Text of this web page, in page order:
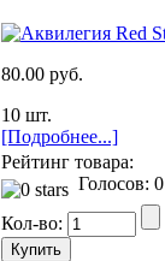
80.00 руб.
10 шт.
[Подробнее...]
Рейтинг товара:
Голосов: 0
Кол-во: